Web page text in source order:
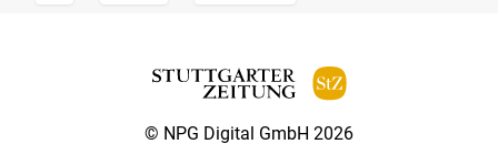
© NPG Digital GmbH 2026